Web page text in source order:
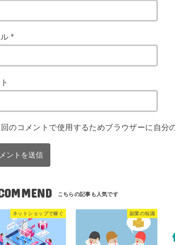
*
のコメントで使用するためブラウザーに自分
ネットショップで稼ぐ 副業の知識